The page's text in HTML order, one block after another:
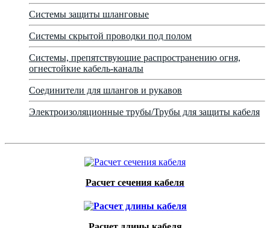
Системы защиты шланговые
Системы скрытой проводки под полом
Системы, препятствующие распространению огня,
огнестойкие кабель-каналы
Соединители для шлангов и рукавов
Электроизоляционные трубы/Трубы для защиты кабеля
Расчет сечения кабеля